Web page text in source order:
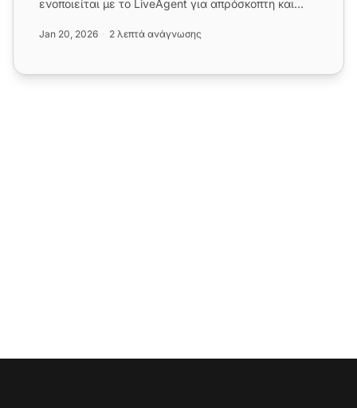
ενοποιείται με το LiveAgent για απρόσκοπτη και
Jan 20, 2026 2 λεπτά ανάγνωσης